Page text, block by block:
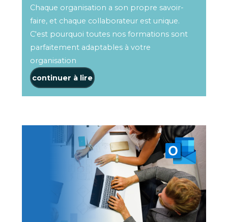
Chaque organisation a son propre savoir-
faire, et chaque collaborateur est unique.
C'est pourquoi toutes nos formations sont
parfaitement adaptables à votre
organisation
continuer à lire